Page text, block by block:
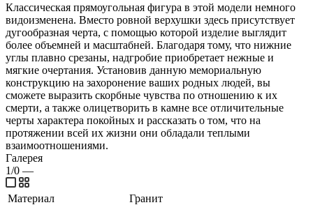
Классическая прямоугольная фигура в этой модели немного
видоизменена. Вместо ровной верхушки здесь присутствует
дугообразная черта, с помощью которой изделие выглядит
более объемней и масштабней. Благодаря тому, что нижние
углы плавно срезаны, надгробие приобретает нежные и
мягкие очертания. Установив данную мемориальную
конструкцию на захоронение ваших родных людей, вы
сможете выразить скорбные чувства по отношению к их
смерти, а также олицетворить в камне все отличительные
черты характера покойных и рассказать о том, что на
протяжении всей их жизни они обладали теплыми
взаимоотношениями.
Галерея
1/0 —
Материал
Гранит